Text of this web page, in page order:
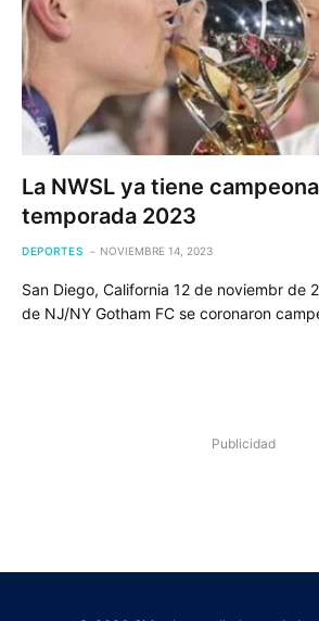
La NWSL ya tiene
temporada 2023
DEPORTES NOVIEMBRE 14, 2023
San Diego, California 12 de noviembr de
de NJ/NY Gotham FC se coronaron
Publicidad